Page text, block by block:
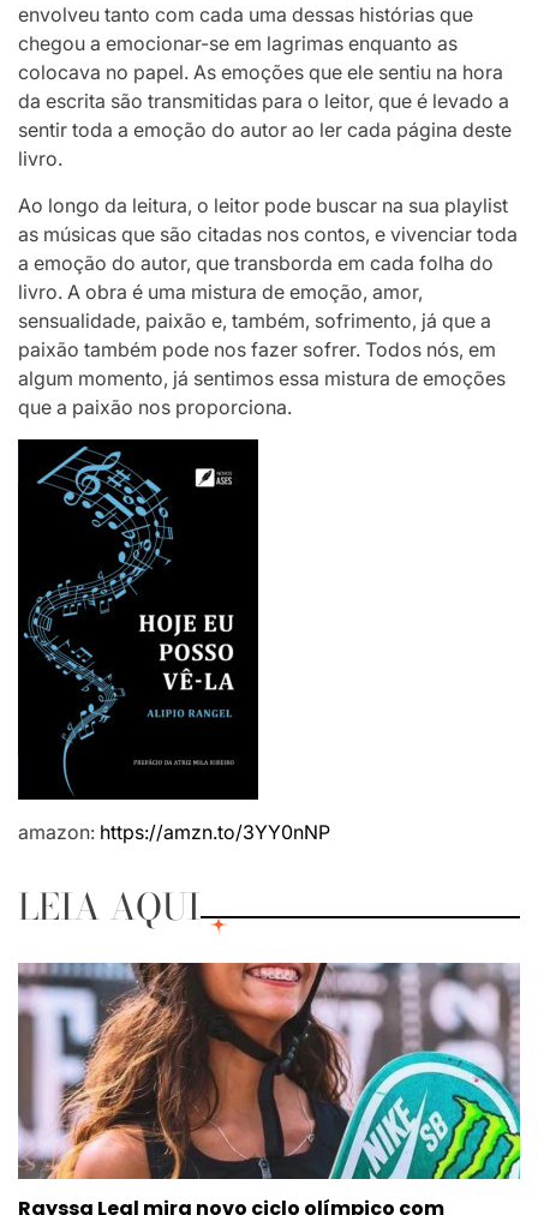
envolveu tanto com cada uma dessas histórias que
chegou a emocionar-se em lagrimas enquanto as
colocava no papel. As emoções que ele sentiu na hora
da escrita são transmitidas para o leitor, que é levado a
sentir toda a emoção do autor ao ler cada página deste
livro.
Ao longo da leitura, o leitor pode buscar na sua playlist
as músicas que são citadas nos contos, e vivenciar toda
a emoção do autor, que transborda em cada folha do
livro. A obra é uma mistura de emoção, amor,
sensualidade, paixão e, também, sofrimento, já que a
paixão também pode nos fazer sofrer. Todos nós, em
algum momento, já sentimos essa mistura de emoções
que a paixão nos proporciona.
amazon: https://amzn.to/3YY0nNP
LEIA AQUI
Rayssa Leal mira novo ciclo olímpico com